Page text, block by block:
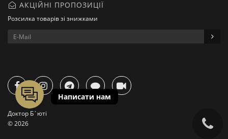
АКЦІЙНІ ПРОПОЗИЦІЇ
Розсилка товарів зі знижками
Доктор Б`юті
© 2026